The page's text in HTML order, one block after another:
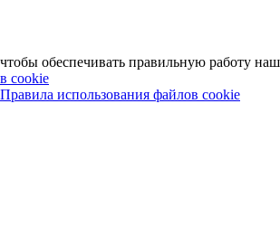
обеспечивать правильную работу
cookie
Правила использования файлов cookie